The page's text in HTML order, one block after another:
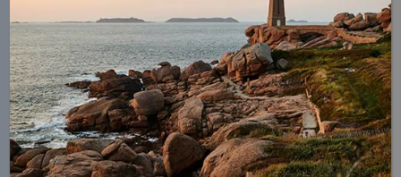
27/03/2025 - La notion de patrimoine
culturel subaquatique a été reconnue et
discutée lors des négociations de l'AIFM.
ÉCOUTER